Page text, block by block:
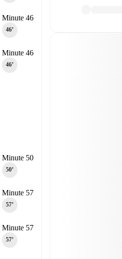
Minute 46
46‎’‎
Minute 46
46‎’‎
Minute 50
50‎’‎
Minute 57
57‎’‎
Minute 57
57‎’‎